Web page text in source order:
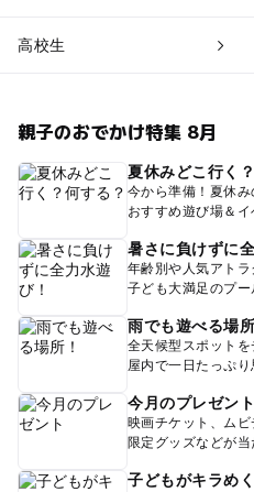
高校生
親子のおでかけ特集 8月
夏休みどこ行く
今から準備！夏休
おすすめ遊び場＆イ
暑さに負けずに
年齢別や人気アト
子ども大満足のプ
雨でも遊べる場所
全天候型スポットを
屋内で一日たっぷ
今月のプレゼント
映画チケット、ムビ
限定グッズなどが当
子どもがキラめ